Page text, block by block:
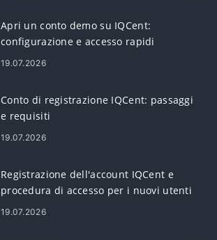
Apri un conto demo su IQCent:
configurazione e accesso rapidi
19.07.2026
Conto di registrazione IQCent: passaggi
e requisiti
19.07.2026
Registrazione dell'account IQCent e
procedura di accesso per i nuovi utenti
19.07.2026